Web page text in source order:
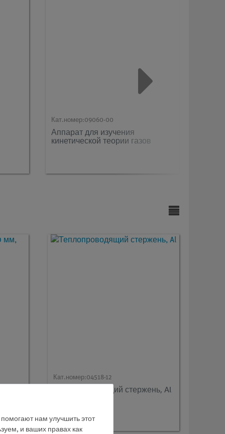
Кат.номер:09060-00
Аппарат для изучения
кинетической теории газов
Кат.номер:04518-12
Теплопроводящий стержень, Al
нам улучшить этот
и ваших правах как